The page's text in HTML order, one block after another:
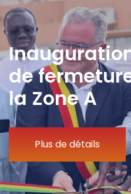
de
la Zone A
Plus de détails